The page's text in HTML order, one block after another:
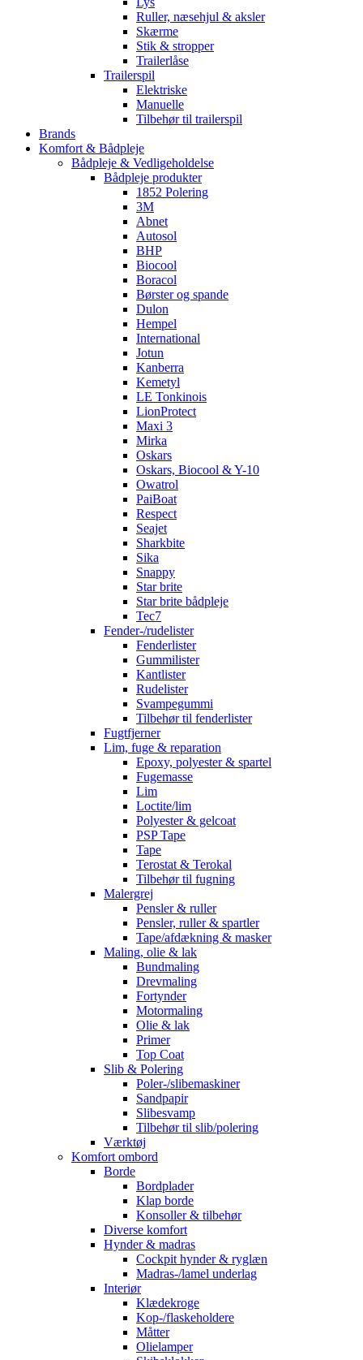
Ruller, næsehjul & aksler
Skærme
Stik & stropper
Trailerlåse
Trailerspil
Elektriske
Manuelle
Tilbehør til trailerspil
Brands
Komfort & Bådpleje
Bådpleje & Vedligeholdelse
Bådpleje produkter
1852 Polering
3M
Abnet
Autosol
BHP
Biocool
Boracol
Børster og spande
Dulon
Hempel
International
Jotun
Kanberra
Kemetyl
LE Tonkinois
LionProtect
Maxi 3
Mirka
Oskars
Oskars, Biocool & Y-10
Owatrol
PaiBoat
Respect
Seajet
Sharkbite
Sika
Snappy
Star brite
Star brite bådpleje
Tec7
Fender-/rudelister
Fenderlister
Gummilister
Kantlister
Rudelister
Svampegummi
Tilbehør til fenderlister
Fugtfjerner
Lim, fuge & reparation
Epoxy, polyester & spartel
Fugemasse
Lim
Loctite/lim
Polyester & gelcoat
PSP Tape
Tape
Terostat & Terokal
Tilbehør til fugning
Malergrej
Pensler & ruller
Pensler, ruller & spartler
Tape/afdækning & masker
Maling, olie & lak
Bundmaling
Drevmaling
Fortynder
Motormaling
Olie & lak
Primer
Top Coat
Slib & Polering
Poler-/slibemaskiner
Sandpapir
Slibesvamp
Tilbehør til slib/polering
Værktøj
Komfort ombord
Borde
Bordplader
Klap borde
Konsoller & tilbehør
Diverse komfort
Hynder & madras
Cockpit hynder & ryglæn
Madras-/lamel underlag
Interiør
Klædekroge
Kop-/flaskeholdere
Måtter
Olielamper